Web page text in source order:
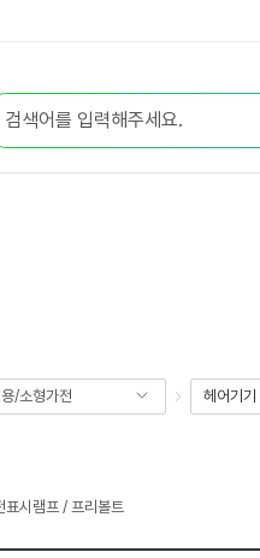
/소형가전 헤어기기
표시램프 / 프리볼트